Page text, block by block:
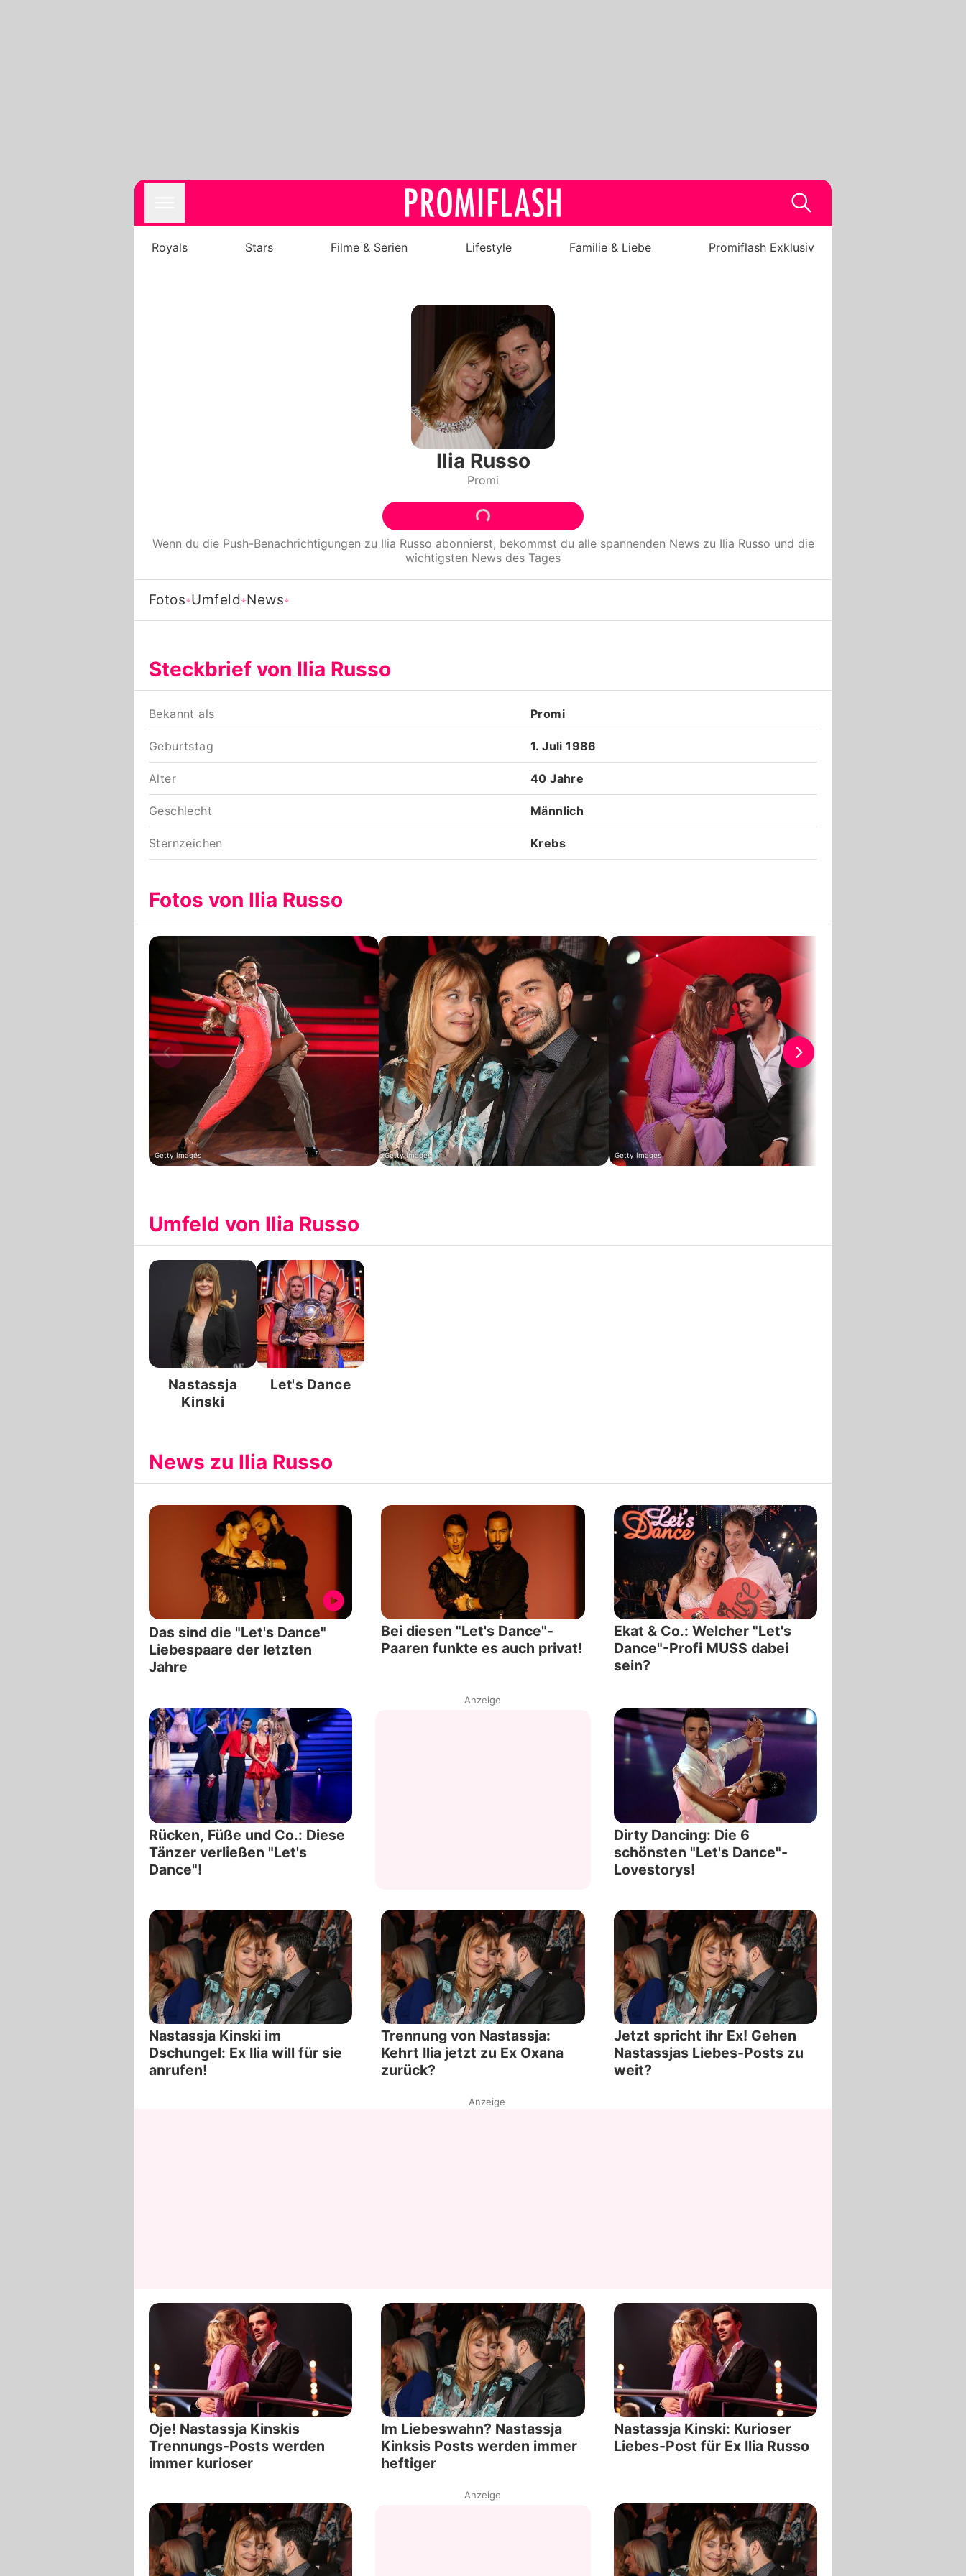
Filme & Serien
Lifestyle
Familie & Liebe
Promiflash Exklusiv
Alle Themen auf Promiflash
Jobs
App runterladen
Team
Utiq verwalten
Royals Stars Filme & Serien Lifestyle Familie & Liebe Promiflash Exklusiv
Ilia Russo
Promi
Wenn du die Push-Benachrichtigungen zu Ilia Russo abonnierst, bekommst du alle spannenden News zu Ilia Russo und die
wichtigsten News des Tages
Fotos Umfeld News
Steckbrief von Ilia Russo
Bekannt als Promi
Geburtstag 1. Juli 1986
Alter 40 Jahre
Geschlecht Männlich
Sternzeichen Krebs
Fotos von Ilia Russo
Getty Images Getty Images Getty Images
Umfeld von Ilia Russo
Nastassja
Kinski
Let's Dance
News zu Ilia Russo
Das sind die "Let's Dance"
Liebespaare der letzten
Jahre
Bei diesen "Let's Dance"-
Paaren funkte es auch privat!
Ekat & Co.: Welcher "Let's
Dance"-Profi MUSS dabei
sein?
Rücken, Füße und Co.: Diese
Tänzer verließen "Let's
Dance"!
Anzeige
Dirty Dancing: Die 6
schönsten "Let's Dance"-
Lovestorys!
Nastassja Kinski im
Dschungel: Ex Ilia will für sie
anrufen!
Trennung von Nastassja:
Kehrt Ilia jetzt zu Ex Oxana
zurück?
Jetzt spricht ihr Ex! Gehen
Nastassjas Liebes-Posts zu
weit?
Anzeige
Oje! Nastassja Kinskis
Trennungs-Posts werden
immer kurioser
Im Liebeswahn? Nastassja
Kinksis Posts werden immer
heftiger
Nastassja Kinski: Kurioser
Liebes-Post für Ex Ilia Russo
Anzeige